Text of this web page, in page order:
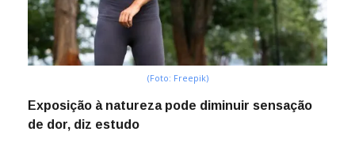
(Foto: Freepik)
Exposição à natureza pode diminuir sensação
de dor, diz estudo